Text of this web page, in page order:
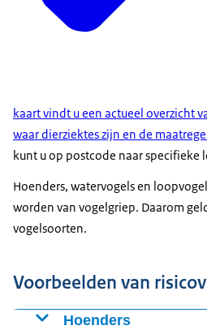
kaart vindt u een actueel overzicht
waar dierziektes zijn en de
kunt u op postcode naar specifieke
Hoenders, watervogels en
worden van vogelgriep. Daarom
vogelsoorten.
Voorbeelden van
Hoenders